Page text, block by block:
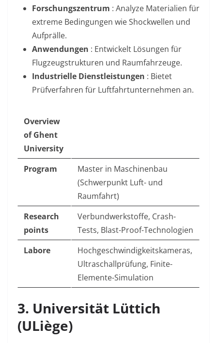
Forschungszentrum : Analyze Materialien für
extreme Bedingungen wie Shockwellen und
Aufprälle.
Anwendungen : Entwickelt Lösungen für
Flugzeugstrukturen und Raumfahrzeuge.
Industrielle Dienstleistungen : Bietet
Prüfverfahren für Luftfahrtunternehmen an.
Overview
of Ghent
University
Program
Master in Maschinenbau
(Schwerpunkt Luft- und
Raumfahrt)
Research
points
Verbundwerkstoffe, Crash-
Tests, Blast-Proof-Technologien
Labore
Hochgeschwindigkeitskameras,
Ultraschallprüfung, Finite-
Elemente-Simulation
3. Universität Lüttich
(ULiège)